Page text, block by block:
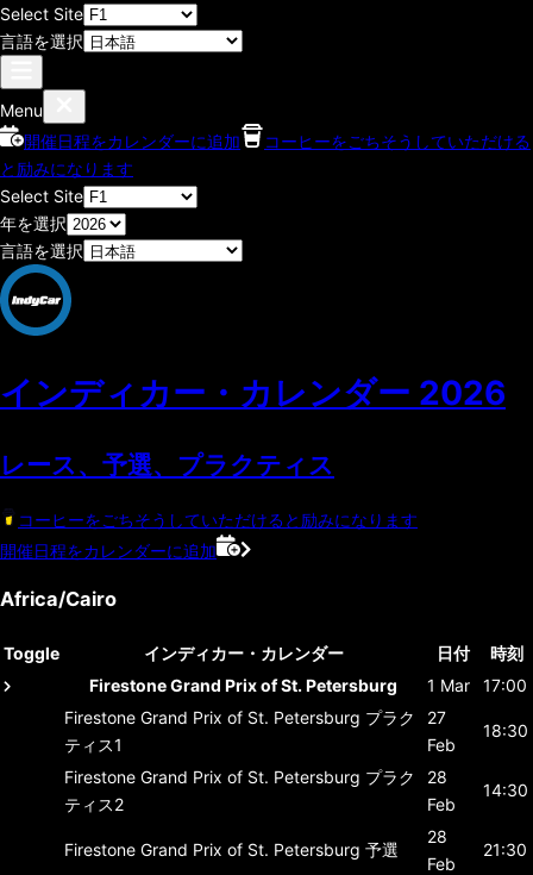
Select Site
言語を選択
Menu
開催日程をカレンダーに追加
コーヒーをごちそうしていただける
と励みになります
Select Site
年を選択
言語を選択
インディカー・カレンダー 2026
レース、予選、プラクティス
コーヒーをごちそうしていただけると励みになります
開催日程をカレンダーに追加
Africa/Cairo
Toggle インディカー・カレンダー 日付
時刻
Firestone Grand Prix of St. Petersburg
1 Mar
17:00
Firestone Grand Prix of St. Petersburg プラク
ティス1
27
Feb
18:30
Firestone Grand Prix of St. Petersburg プラク
ティス2
28
Feb
14:30
Firestone Grand Prix of St. Petersburg 予選
28
Feb
21:30